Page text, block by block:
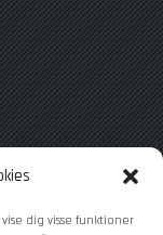
dig visse funktioner